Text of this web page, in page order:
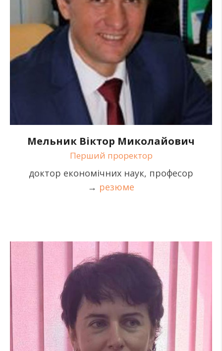
Мельник Віктор Миколайович
Перший проректор
доктор економічних наук, професор
→ резюме